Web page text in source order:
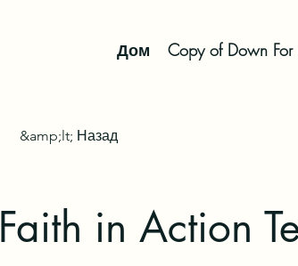
Дом Copy of Down For
&amp;lt; Назад
Faith in Action